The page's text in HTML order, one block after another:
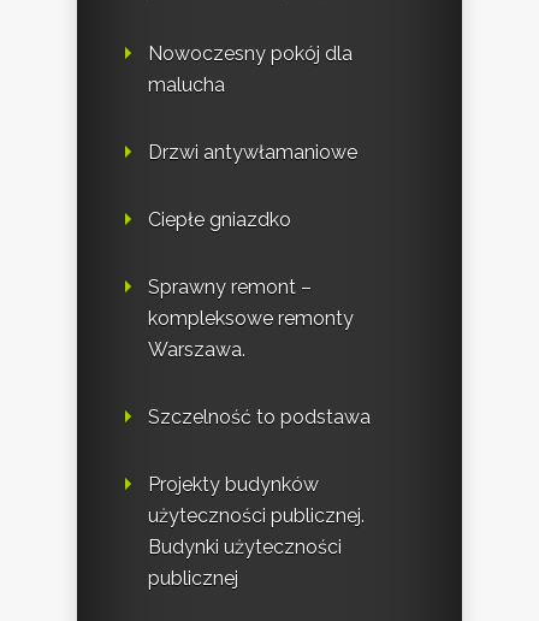
Nowoczesny pokój dla
malucha
Drzwi antywłamaniowe
Ciepłe gniazdko
Sprawny remont –
kompleksowe remonty
Warszawa.
Szczelność to podstawa
Projekty budynków
użyteczności publicznej.
Budynki użyteczności
publicznej